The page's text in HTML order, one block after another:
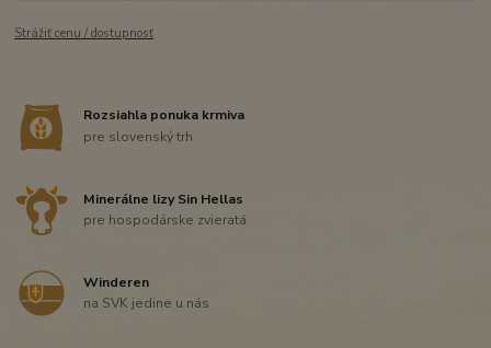
Strážiť cenu / dostupnosť
Rozsiahla ponuka krmiva
pre slovenský trh
Minerálne lizy Sin Hellas
pre hospodárske zvieratá
Winderen
na SVK jedine u nás